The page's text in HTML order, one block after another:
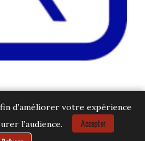
d’améliorer votre expérience
l’audience.
Accepter